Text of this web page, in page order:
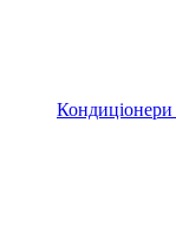
Кондиціонери